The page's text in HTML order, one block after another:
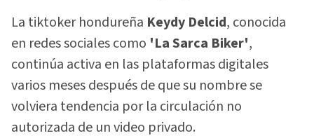
La tiktoker hondureña Keydy Delcid, conocida
en redes sociales como 'La Sarca Biker',
continúa activa en las plataformas digitales
varios meses después de que su nombre se
volviera tendencia por la circulación no
autorizada de un video privado.